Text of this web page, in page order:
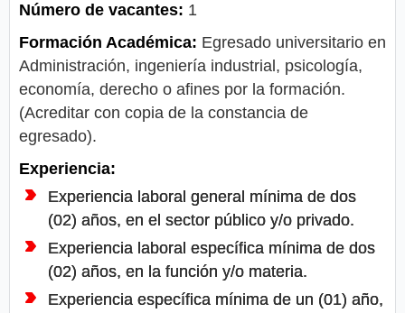
Número de vacantes: 1
Formación Académica: Egresado universitario en
Administración, ingeniería industrial, psicología,
economía, derecho o afines por la formación.
(Acreditar con copia de la constancia de
egresado).
Experiencia:
Experiencia laboral general mínima de dos
(02) años, en el sector público y/o privado.
Experiencia laboral específica mínima de dos
(02) años, en la función y/o materia.
Experiencia específica mínima de un (01) año,